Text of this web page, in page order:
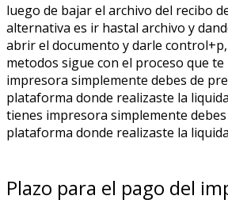
luego de bajar el archivo del recibo
alternativa es ir hastal archivo y
abrir el documento y darle
metodos sigue con el proceso que
impresora simplemente debes de
plataforma donde realizaste la
tienes impresora simplemente
plataforma donde realizaste la
Plazo para el pago del